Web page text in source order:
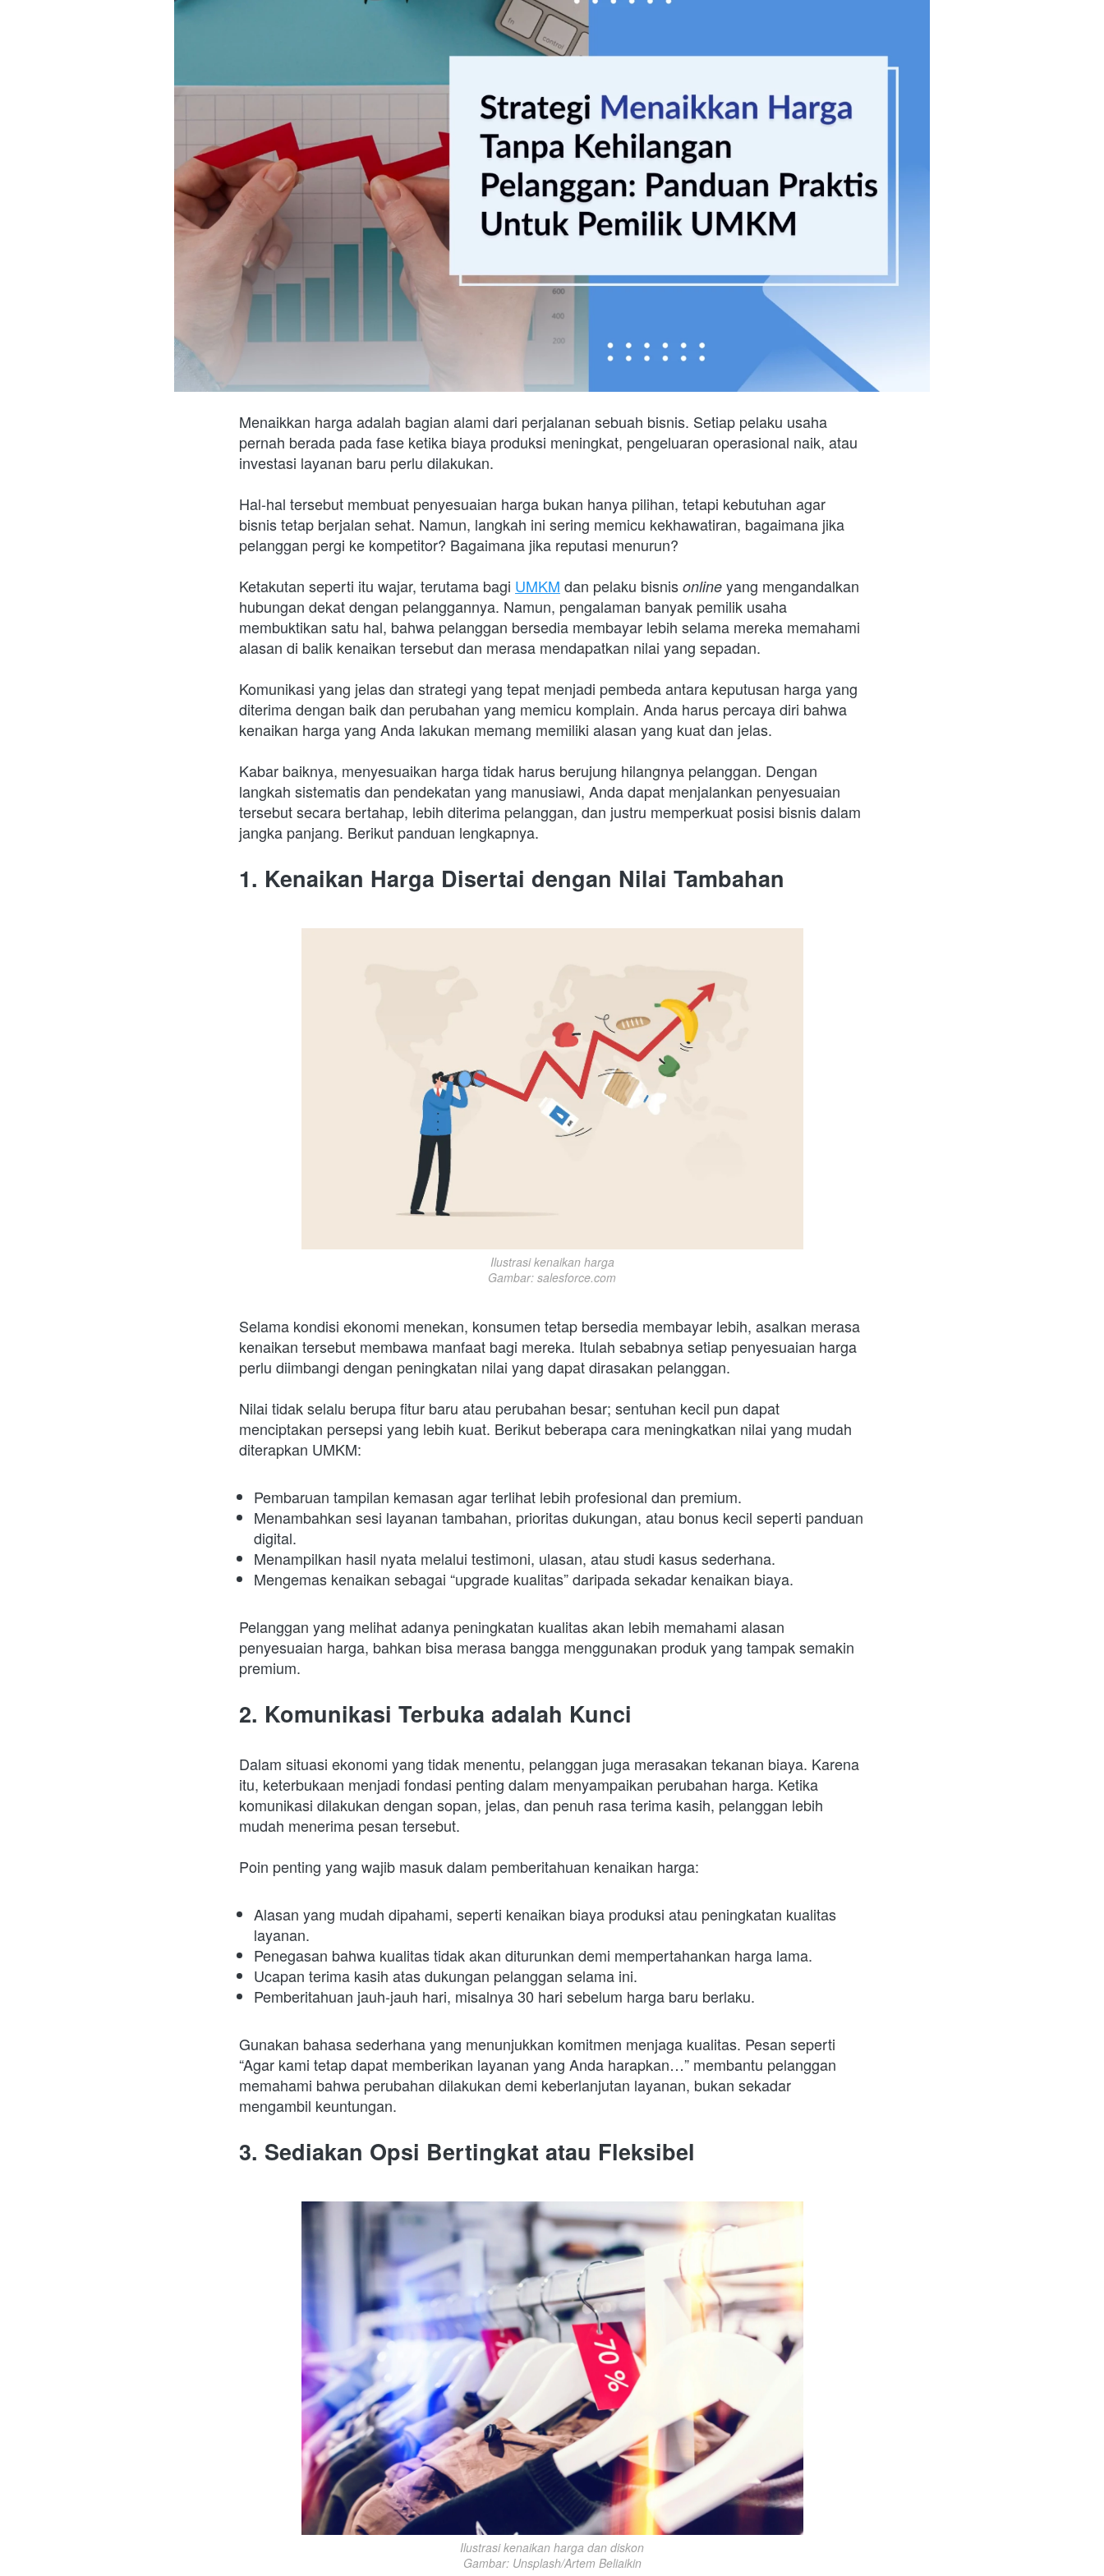
Menaikkan harga adalah bagian alami dari perjalanan sebuah bisnis. Setiap pelaku usaha
pernah berada pada fase ketika biaya produksi meningkat, pengeluaran operasional naik, atau
investasi layanan baru perlu dilakukan.
Hal-hal tersebut membuat penyesuaian harga bukan hanya pilihan, tetapi kebutuhan agar
bisnis tetap berjalan sehat. Namun, langkah ini sering memicu kekhawatiran, bagaimana jika
pelanggan pergi ke kompetitor? Bagaimana jika reputasi menurun?
Ketakutan seperti itu wajar, terutama bagi UMKM dan pelaku bisnis online yang mengandalkan
hubungan dekat dengan pelanggannya. Namun, pengalaman banyak pemilik usaha
membuktikan satu hal, bahwa pelanggan bersedia membayar lebih selama mereka memahami
alasan di balik kenaikan tersebut dan merasa mendapatkan nilai yang sepadan.
Komunikasi yang jelas dan strategi yang tepat menjadi pembeda antara keputusan harga yang
diterima dengan baik dan perubahan yang memicu komplain. Anda harus percaya diri bahwa
kenaikan harga yang Anda lakukan memang memiliki alasan yang kuat dan jelas.
Kabar baiknya, menyesuaikan harga tidak harus berujung hilangnya pelanggan. Dengan
langkah sistematis dan pendekatan yang manusiawi, Anda dapat menjalankan penyesuaian
tersebut secara bertahap, lebih diterima pelanggan, dan justru memperkuat posisi bisnis dalam
jangka panjang. Berikut panduan lengkapnya.
1. Kenaikan Harga Disertai dengan Nilai Tambahan
Ilustrasi kenaikan harga
Gambar: salesforce.com
Selama kondisi ekonomi menekan, konsumen tetap bersedia membayar lebih, asalkan merasa
kenaikan tersebut membawa manfaat bagi mereka. Itulah sebabnya setiap penyesuaian harga
perlu diimbangi dengan peningkatan nilai yang dapat dirasakan pelanggan.
Nilai tidak selalu berupa fitur baru atau perubahan besar; sentuhan kecil pun dapat
menciptakan persepsi yang lebih kuat. Berikut beberapa cara meningkatkan nilai yang mudah
diterapkan UMKM:
Pembaruan tampilan kemasan agar terlihat lebih profesional dan premium.
Menambahkan sesi layanan tambahan, prioritas dukungan, atau bonus kecil seperti panduan
digital.
Menampilkan hasil nyata melalui testimoni, ulasan, atau studi kasus sederhana.
Mengemas kenaikan sebagai “upgrade kualitas” daripada sekadar kenaikan biaya.
Pelanggan yang melihat adanya peningkatan kualitas akan lebih memahami alasan
penyesuaian harga, bahkan bisa merasa bangga menggunakan produk yang tampak semakin
premium.
2. Komunikasi Terbuka adalah Kunci
Dalam situasi ekonomi yang tidak menentu, pelanggan juga merasakan tekanan biaya. Karena
itu, keterbukaan menjadi fondasi penting dalam menyampaikan perubahan harga. Ketika
komunikasi dilakukan dengan sopan, jelas, dan penuh rasa terima kasih, pelanggan lebih
mudah menerima pesan tersebut.
Poin penting yang wajib masuk dalam pemberitahuan kenaikan harga:
Alasan yang mudah dipahami, seperti kenaikan biaya produksi atau peningkatan kualitas
layanan.
Penegasan bahwa kualitas tidak akan diturunkan demi mempertahankan harga lama.
Ucapan terima kasih atas dukungan pelanggan selama ini.
Pemberitahuan jauh-jauh hari, misalnya 30 hari sebelum harga baru berlaku.
Gunakan bahasa sederhana yang menunjukkan komitmen menjaga kualitas. Pesan seperti
“Agar kami tetap dapat memberikan layanan yang Anda harapkan…” membantu pelanggan
memahami bahwa perubahan dilakukan demi keberlanjutan layanan, bukan sekadar
mengambil keuntungan.
3. Sediakan Opsi Bertingkat atau Fleksibel
Ilustrasi kenaikan harga dan diskon
Gambar: Unsplash/Artem Beliaikin